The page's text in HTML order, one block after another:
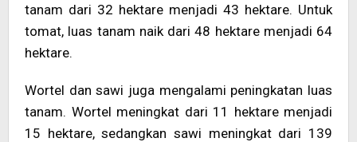
tanam dari 32 hektare menjadi 43 hektare. Untuk
tomat, luas tanam naik dari 48 hektare menjadi 64
hektare.
Wortel dan sawi juga mengalami peningkatan luas
tanam. Wortel meningkat dari 11 hektare menjadi
15 hektare, sedangkan sawi meningkat dari 139